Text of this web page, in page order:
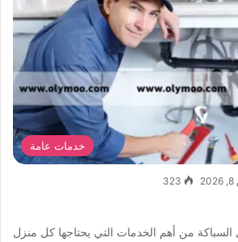
خدمات عامة
323
السباكة من أهم الخدمات التي يحتاجها كل منزل